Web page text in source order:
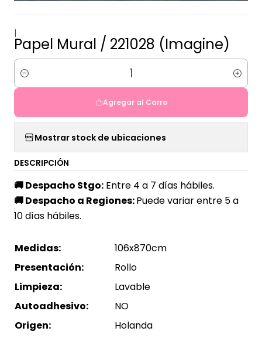
|
Papel Mural / 221028 (Imagine)
Cantidad
Agregar al Carro
Mostrar stock de ubicaciones
DESCRIPCIÓN
🚚Despacho Stgo: Entre 4 a 7 días hábiles.
🚚Despacho a Regiones:Puede variar entre 5 a
10 días hábiles.
Medidas:
106x870cm
Presentación:
Rollo
Limpieza:
Lavable
Autoadhesivo:
NO
Origen:
Holanda